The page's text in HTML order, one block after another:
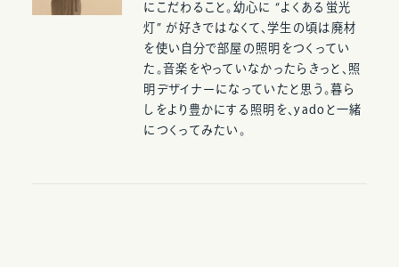
にこだわること。幼心に “よくある蛍光
灯” が好きではなくて、学生の頃は廃材
を使い自分で部屋の照明をつくってい
た。音楽をやっていなかったらきっと、照
明デザイナーになっていたと思う。暮ら
しをより豊かにする照明を、yadoと一緒
につくってみたい。